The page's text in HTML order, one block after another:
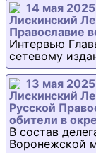
14 мая
Лискинский
Православие
Интервью
сетевому
13 мая
Лискинский
Русской
обители в
В состав
Воронежской